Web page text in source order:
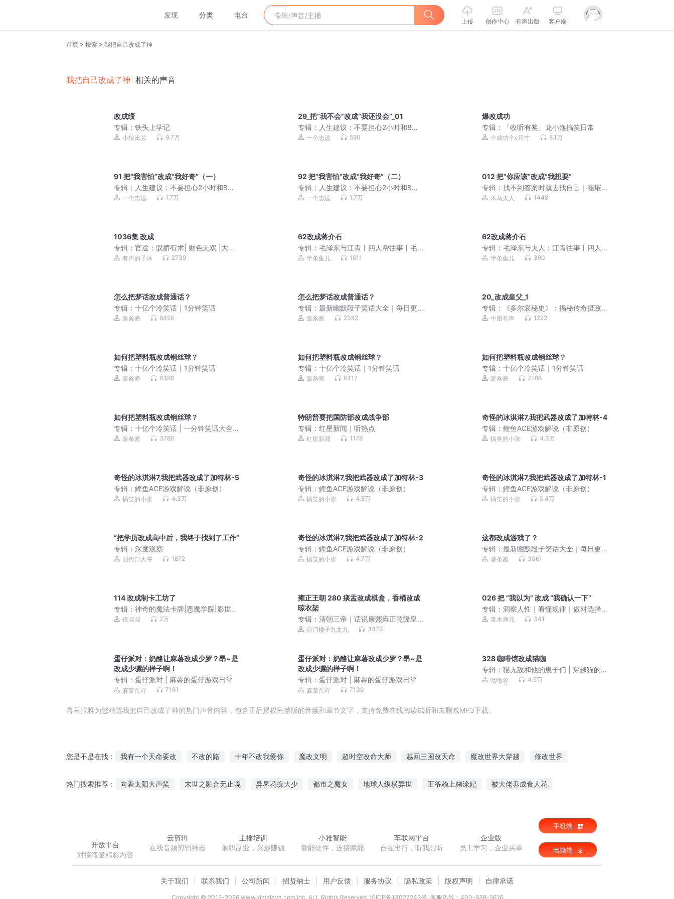
发现 分类 电台
上传 创作中心 有声出版 客户端
首页 > 搜索 > 我把自己改成了神
我把自己改成了神 相关的声音
改成绩
专辑： 铁头上学记
小狼比芯 9.7万
29_把“我不会”改成“我还没会”_01
专辑： 人生建议：不要担心2小时和8公
里以外的事丨活在当下
一个志远 590
爆改成功
专辑：
「收听有奖」龙小逸搞笑日常
个成功个v尺寸 8.1万
91 把“我害怕”改成“我好奇”（一）
专辑： 人生建议：不要担心2小时和8公
里以外的事丨活在当下
一个志远 1.7万
92 把“我害怕”改成“我好奇”（二）
专辑： 人生建议：不要担心2小时和8公
里以外的事丨活在当下
一个志远 1.7万
012 把“你应该”改成“我想要”
专辑：找不到答案时就去找自己｜崔璀
倾囊相授86个人生心法｜杨天真、刘思
木马夫人 1448
1036集 改成
专辑： 官途：驭娇有术| 财色无双 |大后
宫 有声的子沐 2739
62改成蒋介石
专辑：毛泽东与江青丨四人帮往事丨毛
泽东晚年岁月丨伟人故事
半条鱼儿 1611
62改成蒋介石
专辑：毛泽东与夫人：江青往事丨四人
帮往事丨毛泽东晚年生活
半条鱼儿 390
怎么把梦话改成普通话？
专辑： 十亿个冷笑话｜1分钟笑话
薯条酱 8456
怎么把梦话改成普通话？
专辑：最新幽默段子笑话大全｜每日更
新 薯条酱 2382
20_改成皇父_1
专辑：
《多尔衮秘史》：揭秘传奇摄政
王的荣耀与堕落
中图有声 1222
如何把塑料瓶改成钢丝球？
专辑： 十亿个冷笑话｜1分钟笑话
薯条酱 6398
如何把塑料瓶改成钢丝球？
专辑：十亿个冷笑话｜1分钟笑话
薯条酱 6417
如何把塑料瓶改成钢丝球？
专辑：十亿个冷笑话｜1分钟笑话
薯条酱 7288
如何把塑料瓶改成钢丝球？
专辑： 十亿个冷笑话 | 一分钟笑话大全
儿童清新版
薯条酱 3780
特朗普要把国防部改成战争部
专辑：红星新闻｜听热点
红星新闻 1178
奇怪的冰淇淋7,我把武器改成了加特林-4
专辑：鲤鱼ACE游戏解说（非原创）
搞笑的小张 4.3万
奇怪的冰淇淋7,我把武器改成了加特林-5
专辑： 鲤鱼ACE游戏解说（非原创）
搞笑的小张 4.3万
奇怪的冰淇淋7,我把武器改成了加特林-3
专辑：鲤鱼ACE游戏解说（非原创）
搞笑的小张 4.5万
奇怪的冰淇淋7,我把武器改成了加特林-1
专辑：鲤鱼ACE游戏解说（非原创）
搞笑的小张 5.4万
“把学历改成高中后，我终于找到了工作”
专辑： 深度观察
旧街口大爷 1872
奇怪的冰淇淋7,我把武器改成了加特林-2
专辑：鲤鱼ACE游戏解说（非原创）
搞笑的小张 4.7万
这都改成游戏了？
专辑：最新幽默段子笑话大全｜每日更
新 薯条酱 3061
114 改成制卡工坊了
专辑： 神奇的魔法卡牌|恶魔学院|影世
界|奇幻冒险|锋叔叔
锋叔叔 2万
雍正王朝 280 痰盂改成棋盒，香桶改成
晾衣架
专辑：清朝三帝｜话说康熙雍正乾隆皇
帝｜康熙大帝雍正王朝十全天子｜趣说
前门楼子九丈九 3473
026 把 “我以为” 改成 “我确认一下”
专辑：洞察人性｜看懂规律｜做对选择
｜规律到处世的底层逻辑
青木师兄 341
蛋仔派对：奶酪让麻薯改成少罗？昂~是
改成少骡的样子啊！
专辑： 蛋仔派对 | 麻薯的蛋仔游戏日常
麻薯蛋吖 7161
蛋仔派对：奶酪让麻薯改成少罗？昂~是
改成少骡的样子啊！
专辑：蛋仔派对 | 麻薯的蛋仔游戏日常
麻薯蛋吖 7130
328 咖啡馆改成猫咖
专辑：猫无敌和他的崽子们 | 穿越猫的
世界 | 马小川励志
咕噜谷 4.5万
喜马拉雅为您精选我把自己改成了神的热门声音内容，包含正品授权完整版的音频和章节文字，支持免费在线阅读试听和未删减MP3下载。
您是不是在找： 我有一个天命要改 不改的路 十年不改我爱你 魔改文明 超时空改命大师 越回三国改天命 魔改世界大穿越 修改世界
热门搜索推荐： 向着太阳大声笑 末世之融合无止境 异界花痴大少 都市之魔女 地球人纵横异世 王爷赖上糊涂妃 被大佬养成食人花
开放平台
对接海量精彩内容
云剪辑
在线音频剪辑神器
主播培训
兼职副业，兴趣赚钱
小雅智能
智能硬件，连接赋能
车联网平台
自在出行，听我想听
企业版
员工学习，企业买单
手机端
电脑端
关于我们 联系我们 公司新闻 招贤纳士 用户反馈 服务协议 隐私政策 版权声明 自律承诺
Copyright © 2012-2026www.ximalaya.com lnc. ALL Rights Reserved 沪ICP备13027243号 客服热线：400-838-5616